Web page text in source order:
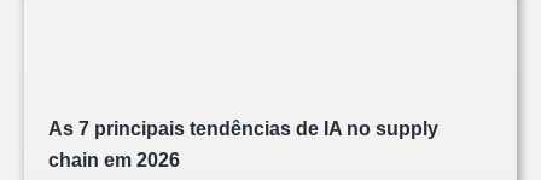
As 7 principais tendências de IA no supply
chain em 2026